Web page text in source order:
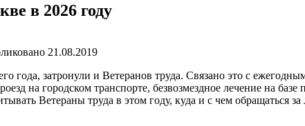
в 2026 году
21.08.2019
года, затронули и Ветеранов труда. Связано это с
на городском транспорте, безвозмездное лечение на
Ветераны труда в этом году, куда и с чем обращаться за